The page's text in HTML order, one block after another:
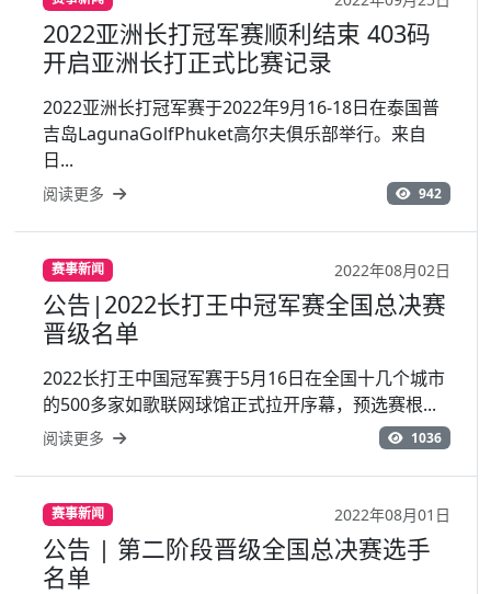
2022亚洲长打冠军赛顺利结束 403码
开启亚洲长打正式比赛记录
2022亚洲长打冠军赛于2022年9月16-18日在泰国普
吉岛LagunaGolfPhuket高尔夫俱乐部举行。来自
日...
阅读更多 942
赛事新闻 2022年08月02日
公告|2022长打王中冠军赛全国总决赛
晋级名单
2022长打王中国冠军赛于5月16日在全国十几个城市
的500多家如歌联网球馆正式拉开序幕，预选赛根...
阅读更多 1036
赛事新闻 2022年08月01日
公告 | 第二阶段晋级全国总决赛选手
名单